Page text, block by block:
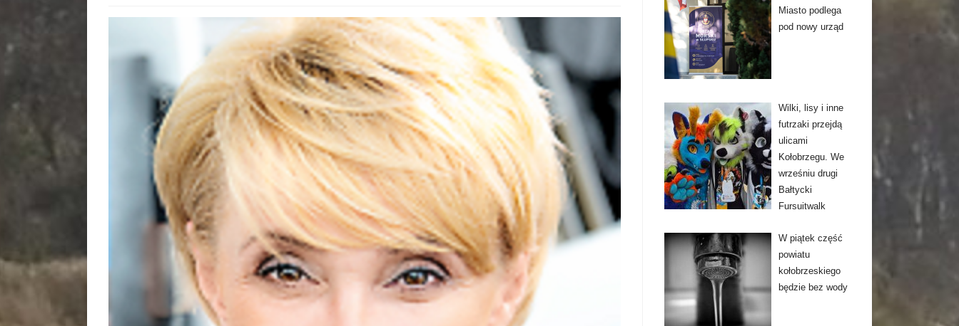
Miasto podlega
pod nowy urząd
Wilki, lisy i inne
futrzaki przejdą
ulicami
Kołobrzegu. We
wrześniu drugi
Bałtycki
Fursuitwalk
W piątek część
powiatu
kołobrzeskiego
będzie bez wody